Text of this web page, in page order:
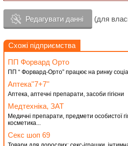
Редагувати данні (для
Схожі підприємства
ПП Форвард Орто
ПП “ Форвард-Орто” працює на ринку
Аптека''7+7''
Аптека, аптечні препарати, засоби гігієни
Медтехніка, ЗАТ
Медичні препарати, предмети особистої
косметика...
Секс шоп 69